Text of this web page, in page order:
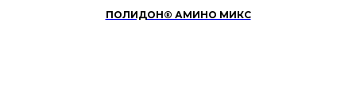
ПОЛИДОН® АМИНО МИКС